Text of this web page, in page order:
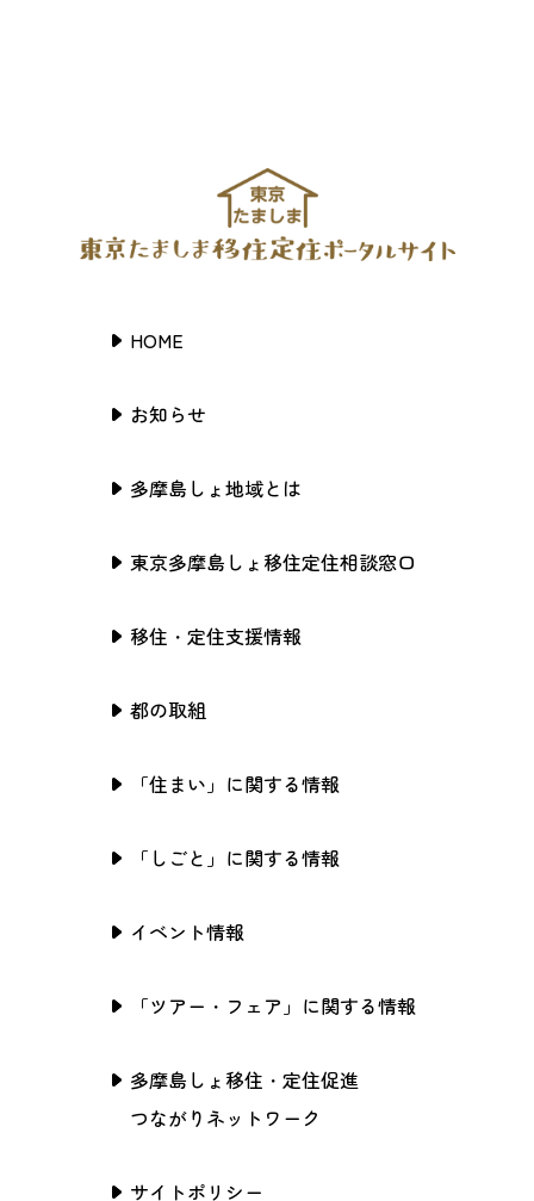
HOME
お知らせ
多摩島しょ地域とは
東京多摩島しょ移住定住相談窓口
移住・定住支援情報
都の取組
「住まい」に関する情報
「しごと」に関する情報
イベント情報
「ツアー・フェア」に関する情報
多摩島しょ移住・定住促進
つながりネットワーク
サイトポリシー